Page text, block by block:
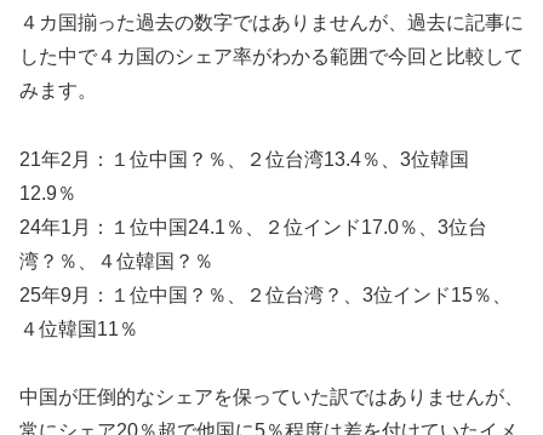
４カ国揃った過去の数字ではありませんが、過去に記事に
した中で４カ国のシェア率がわかる範囲で今回と比較して
みます。
21年2月：１位中国？％、２位台湾13.4％、3位韓国
12.9％
24年1月：１位中国24.1％、２位インド17.0％、3位台
湾？％、４位韓国？％
25年9月：１位中国？％、２位台湾？、3位インド15％、
４位韓国11％
中国が圧倒的なシェアを保っていた訳ではありませんが、